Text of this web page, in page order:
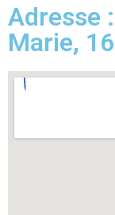
Adresse
Marie,